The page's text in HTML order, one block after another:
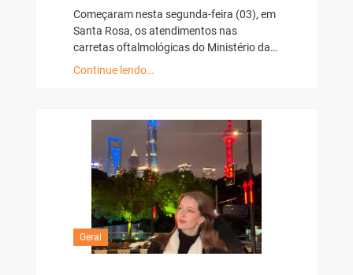
Começaram nesta segunda-feira (03), em
Santa Rosa, os atendimentos nas
carretas oftalmológicas do Ministério da…
Continue lendo…
Geral